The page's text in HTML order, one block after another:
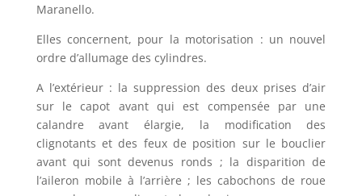
Maranello.
Elles concernent, pour la motorisation : un nouvel
ordre d’allumage des cylindres.
A l’extérieur : la suppression des deux prises d’air
sur le capot avant qui est compensée par une
calandre avant élargie, la modification des
clignotants et des feux de position sur le bouclier
avant qui sont devenus ronds ; la disparition de
l’aileron mobile à l’arrière ; les cabochons de roue